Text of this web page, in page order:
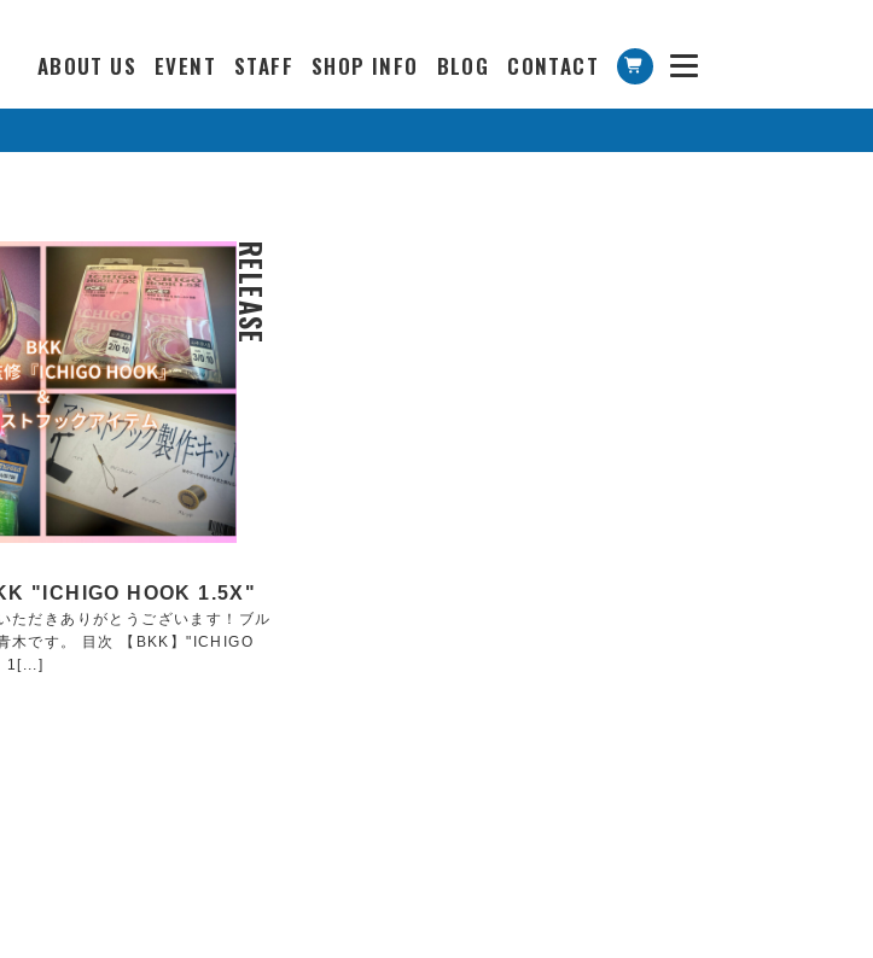
ABOUT US EVENT STAFF SHOP INFO BLOG CONTACT
RELEASE
"ICHIGO HOOK 1.5X"
ただきありがとうございます！ブル
木です。 目次 【BKK】"ICHIGO
1[...]